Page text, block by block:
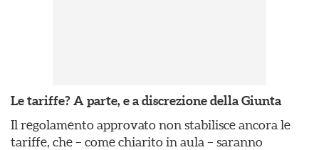
Le tariffe? A parte, e a discrezione della Giunta
Il regolamento approvato non stabilisce ancora le
tariffe, che – come chiarito in aula – saranno